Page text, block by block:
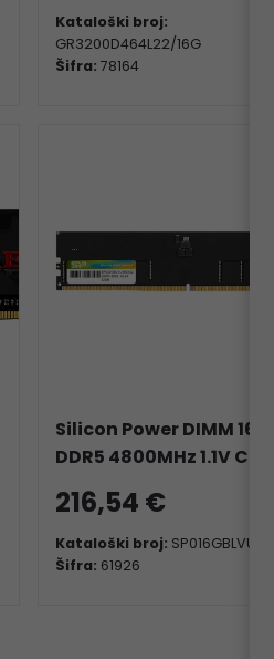
Kataloški broj:
GR3200D464L22/16G
Šifra: 78164
Silicon Power DIMM 16GB
DDR5 4800MHz 1.1V CL40
216,54 €
Kataloški broj:
Šifra: 61926